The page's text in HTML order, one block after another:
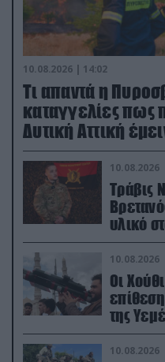
10.08.2026 | 14:02
Τι απαντά η
καταγγελίες πως
Δυτική Αττική
νερό
10.08.2026
Τράβις
υλικό
10.08.2026
Οι
της
νεκροί
10.08.2026